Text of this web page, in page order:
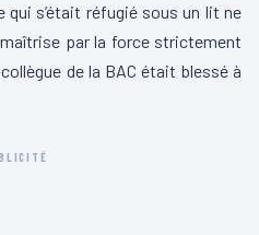
qui s’était réfugié sous un lit ne
par la force strictement
de la BAC était blessé à